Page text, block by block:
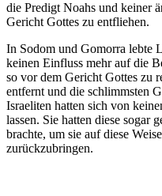
die Predigt Noahs und keiner
Gericht Gottes zu entfliehen.
In Sodom und Gomorra lebte
keinen Einfluss mehr auf die
so vor dem Gericht Gottes zu
entfernt und die schlimmsten
Israeliten hatten sich von
lassen. Sie hatten diese sogar
brachte, um sie auf diese
zurückzubringen.